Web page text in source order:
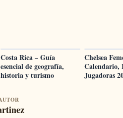
Costa Rica – Guía
esencial de geografía,
historia y turismo
Chelsea
Calendario,
Jugadoras